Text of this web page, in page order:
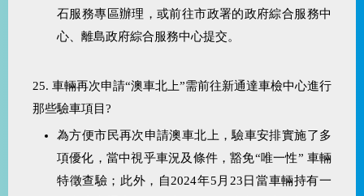
石服務專區辦理，或前往市政署的政府綜合服務中
心、離島政府綜合服務中心提交。
25. 車輛再次申請“澳車北上”需前往新通達車檢中心進行
那些驗車項目?
為方便市民再次申請澳車北上，驗車安排實施了多
項優化，當中視乎車況及條件，豁免“唯一性” 車輛
特徵查驗；此外，自2024年5月23日當車輛持有一